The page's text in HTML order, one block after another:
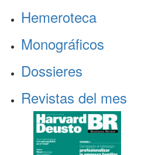
Hemeroteca
Monográficos
Dossieres
Revistas del mes